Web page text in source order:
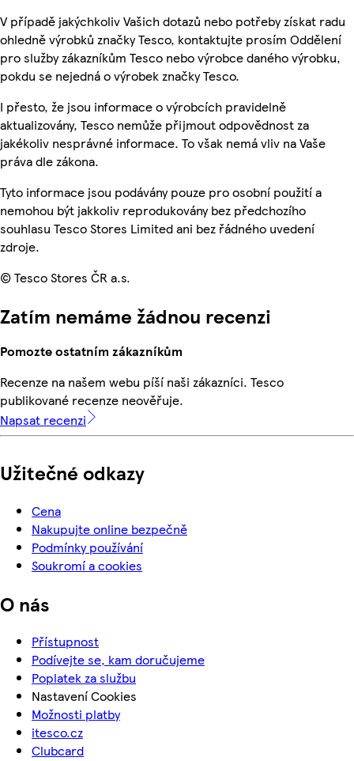
V případě jakýchkoliv Vašich dotazů nebo potřeby získat radu
ohledně výrobků značky Tesco, kontaktujte prosím Oddělení
pro služby zákazníkům Tesco nebo výrobce daného výrobku,
pokdu se nejedná o výrobek značky Tesco.
I přesto, že jsou informace o výrobcích pravidelně
aktualizovány, Tesco nemůže přijmout odpovědnost za
jakékoliv nesprávné informace. To však nemá vliv na Vaše
práva dle zákona.
Tyto informace jsou podávány pouze pro osobní použití a
nemohou být jakkoliv reprodukovány bez předchozího
souhlasu Tesco Stores Limited ani bez řádného uvedení
zdroje.
© Tesco Stores ČR a.s.
Zatím nemáme žádnou recenzi
Pomozte ostatním zákazníkům
Recenze na našem webu píší naši zákazníci. Tesco
publikované recenze neověřuje.
Napsat recenzi
Užitečné odkazy
Cena
Nakupujte online bezpečně
Podmínky používání
Soukromí a cookies
O nás
Přístupnost
Podívejte se, kam doručujeme
Poplatek za službu
Nastavení Cookies
Možnosti platby
itesco.cz
Clubcard